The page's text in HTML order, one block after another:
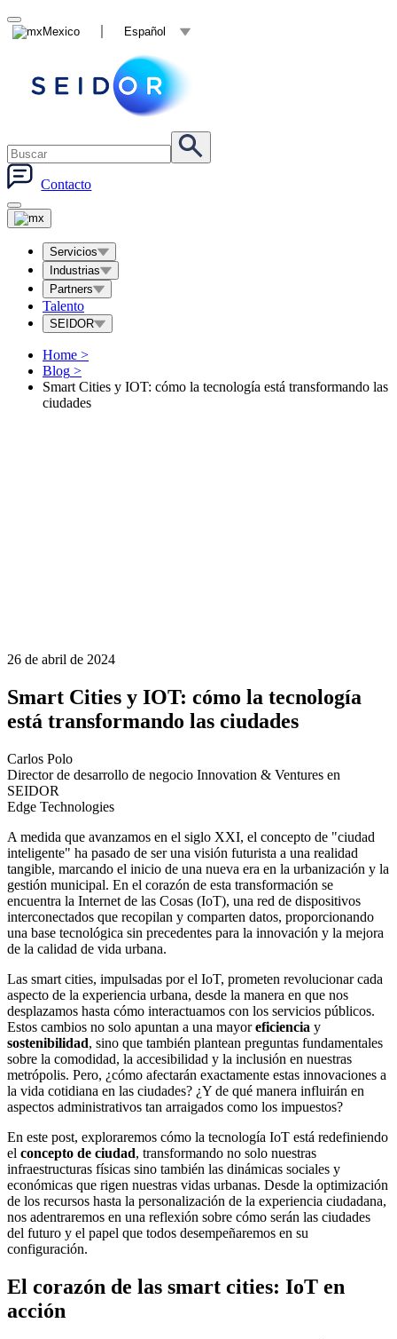
Mexico Español
Contacto
Servicios
Industrias
Partners
Talento
SEIDOR
Home >
Blog >
Smart Cities y IOT: cómo la tecnología está transformando las
ciudades
26 de abril de 2024
Smart Cities y IOT: cómo la tecnología
está transformando las ciudades
Carlos Polo
Director de desarrollo de negocio Innovation & Ventures en
SEIDOR
Edge Technologies
A medida que avanzamos en el siglo XXI, el concepto de "ciudad
inteligente" ha pasado de ser una visión futurista a una realidad
tangible, marcando el inicio de una nueva era en la urbanización y la
gestión municipal. En el corazón de esta transformación se
encuentra la Internet de las Cosas (IoT), una red de dispositivos
interconectados que recopilan y comparten datos, proporcionando
una base tecnológica sin precedentes para la innovación y la mejora
de la calidad de vida urbana.
Las smart cities, impulsadas por el IoT, prometen revolucionar cada
aspecto de la experiencia urbana, desde la manera en que nos
desplazamos hasta cómo interactuamos con los servicios públicos.
Estos cambios no solo apuntan a una mayoreficiencia y
sostenibilidad, sino que también plantean preguntas fundamentales
sobre la comodidad, la accesibilidad y la inclusión en nuestras
metrópolis. Pero, ¿cómo afectarán exactamente estas innovaciones a
la vida cotidiana en las ciudades? ¿Y de qué manera influirán en
aspectos administrativos tan arraigados como los impuestos?
En este post, exploraremos cómo la tecnología IoT está redefiniendo
el concepto de ciudad, transformando no solo nuestras
infraestructuras físicas sino también las dinámicas sociales y
económicas que rigen nuestras vidas urbanas. Desde la optimización
de los recursos hasta la personalización de la experiencia ciudadana,
nos adentraremos en una reflexión sobre cómo serán las ciudades
del futuro y el papel que todos desempeñaremos en su
configuración.
El corazón de las smart cities: IoT en
acción